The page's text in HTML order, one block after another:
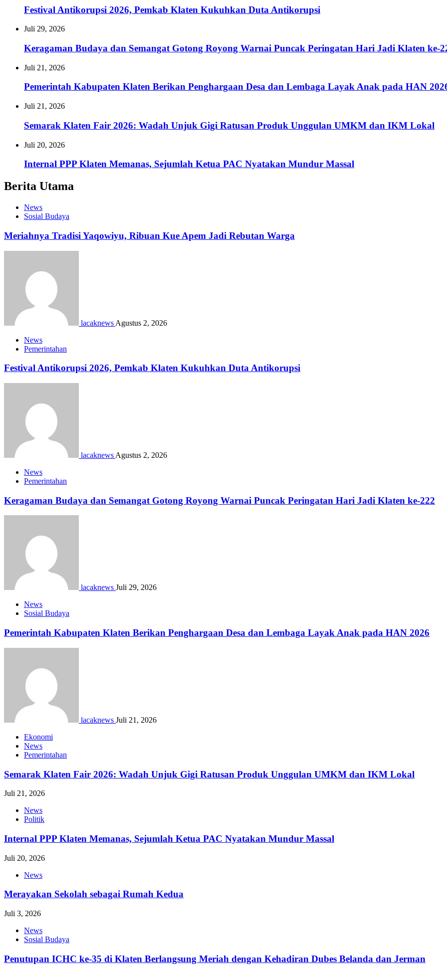
Festival Antikorupsi 2026, Pemkab Klaten Kukuhkan Duta Antikorupsi
Juli 29, 2026
Keragaman Budaya dan Semangat Gotong Royong Warnai Puncak Peringatan Hari Jadi Klaten ke-
Juli 21, 2026
Pemerintah Kabupaten Klaten Berikan Penghargaan Desa dan Lembaga Layak Anak pada HAN
Juli 21, 2026
Semarak Klaten Fair 2026: Wadah Unjuk Gigi Ratusan Produk Unggulan UMKM dan IKM Lokal
Juli 20, 2026
Internal PPP Klaten Memanas, Sejumlah Ketua PAC Nyatakan Mundur Massal
Berita Utama
News
Sosial Budaya
Meriahnya Tradisi Yaqowiyu, Ribuan Kue Apem Jadi Rebutan Warga
lacaknews Agustus 2, 2026
News
Pemerintahan
Festival Antikorupsi 2026, Pemkab Klaten Kukuhkan Duta Antikorupsi
lacaknews Agustus 2, 2026
News
Pemerintahan
Keragaman Budaya dan Semangat Gotong Royong Warnai Puncak Peringatan Hari Jadi Klaten ke-222
lacaknews Juli 29, 2026
News
Sosial Budaya
Pemerintah Kabupaten Klaten Berikan Penghargaan Desa dan Lembaga Layak Anak pada HAN 2026
lacaknews Juli 21, 2026
Ekonomi
News
Pemerintahan
Semarak Klaten Fair 2026: Wadah Unjuk Gigi Ratusan Produk Unggulan UMKM dan IKM Lokal
Juli 21, 2026
News
Politik
Internal PPP Klaten Memanas, Sejumlah Ketua PAC Nyatakan Mundur Massal
Juli 20, 2026
News
Merayakan Sekolah sebagai Rumah Kedua
Juli 3, 2026
News
Sosial Budaya
Penutupan ICHC ke-35 di Klaten Berlangsung Meriah dengan Kehadiran Dubes Belanda dan Jerman